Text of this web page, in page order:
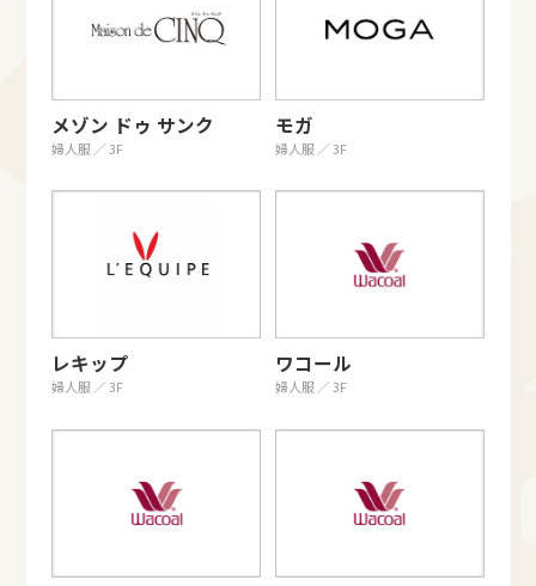
メゾン ドゥ サンク
婦人服 ／ 3F
モガ
婦人服 ／ 3F
レキップ
婦人服 ／ 3F
ワコール
婦人服 ／ 3F